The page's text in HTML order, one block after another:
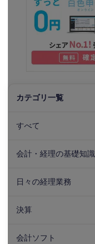
カテゴリ一覧
すべて
会計・経理の基礎知識
日々の経理業務
決算
会計ソフト